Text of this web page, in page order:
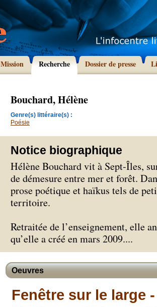
Mission Recherche Dossier de presse
Bouchard, Hélène
Genre(s) littéraire(s) :
Poésie
Notice biographique
Hélène Bouchard vit à Sept-Îles,
de démesure entre mer et forêt.
prose poétique et haïkus tels de
territoire.
Retraitée de l’enseignement, elle
qu’elle a créé en mars 2009....
Oeuvres
Fenêtre sur le large